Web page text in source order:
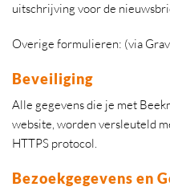
uitschrijving voor de
Overige formulieren: (via
Beveiliging
Alle gegevens die je met
website, worden versleuteld
HTTPS protocol.
Bezoekgegevens en